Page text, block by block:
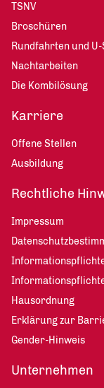
TSNV
Broschüren
Rundfahrten und
Nachtarbeiten
Die Kombilösung
Karriere
Offene Stellen
Ausbildung
Rechtliche
Impressum
Hausordnung
Erklärung zur
Gender-Hinweis
Unternehmen